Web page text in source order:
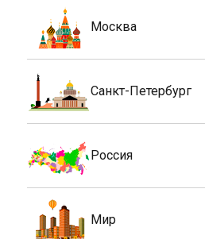
Москва
Санкт-Петербург
Россия
Мир